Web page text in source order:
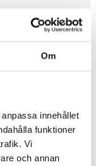
Om
innehållet
funktioner
Vi
och annan